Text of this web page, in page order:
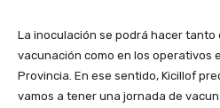
La inoculación se podrá hacer
vacunación como en los operativos
Provincia. En ese sentido, Kicillof
vamos a tener una jornada de